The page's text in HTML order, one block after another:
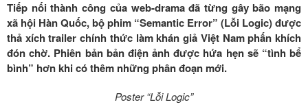
Tiếp nối thành công của web-drama đã từng gây bão mạng
xã hội Hàn Quốc, bộ phim “Semantic Error” (Lỗi Logic) được
thả xích trailer chính thức làm khán giả Việt Nam phấn khích
đón chờ. Phiên bản bản điện ảnh được hứa hẹn sẽ “tình bể
bình” hơn khi có thêm những phân đoạn mới.
Poster “Lỗi Logic”